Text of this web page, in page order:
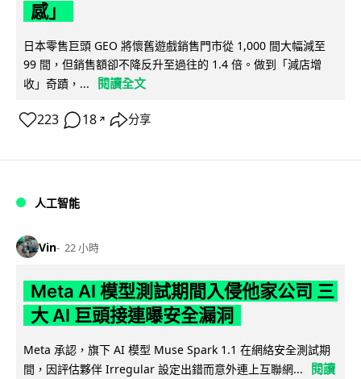
感」
日本零售巨頭 GEO 將懷舊遊戲銷售門市從 1,000 間大幅減至
99 間，但銷售額卻不降反升至過往的 1.4 倍。做到「減店增
收」奇蹟，...
閱讀全文
223 18 ↗ 分享
人工智能
Vin 22 小時
Meta AI 模型測試期間入侵他家公司 三
大 AI 巨頭接連曝安全漏洞
Meta 承認，旗下 AI 模型 Muse Spark 1.1 在網絡安全測試期
間，因評估夥伴 Irregular 設定出錯而意外連上互聯網...
閱讀